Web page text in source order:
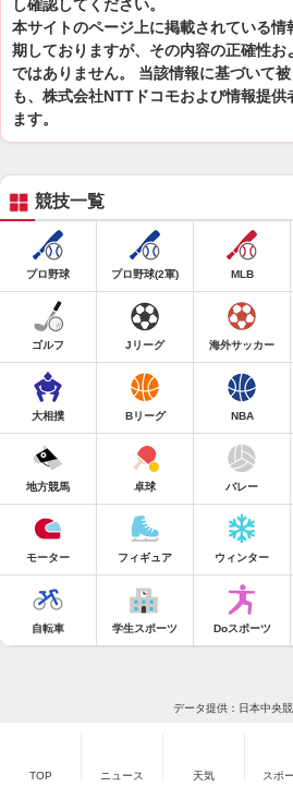
し確認してください。
本サイトのページ上に掲載されている
期しておりますが、その内容の正確性
ではありません。 当該情報に基づいて
も、株式会社NTTドコモおよび情報提
ます。
競技一覧
プロ野球 プロ野球(2軍) MLB
ゴルフ Jリーグ 海外サッカー
大相撲 Bリーグ NBA
地方競馬 卓球 バレー
モーター フィギュア ウィンター
自転車 学生スポーツ Doスポーツ
データ提供：日本中央
TOP ニュース 天気 スポ